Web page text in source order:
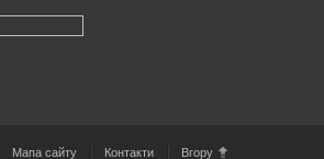
Мапа сайту Контакти Вгору